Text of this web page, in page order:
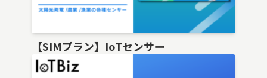
【SIMプラン】IoTセンサー